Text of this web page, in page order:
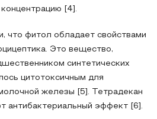
[4].
что фитол обладает свойствами
Это вещество,
синтетических
цитотоксичным для
железы [5]. Тетрадекан
антибактериальный эффект [6].